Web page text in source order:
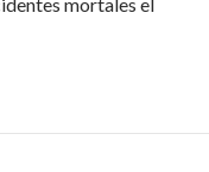
on!